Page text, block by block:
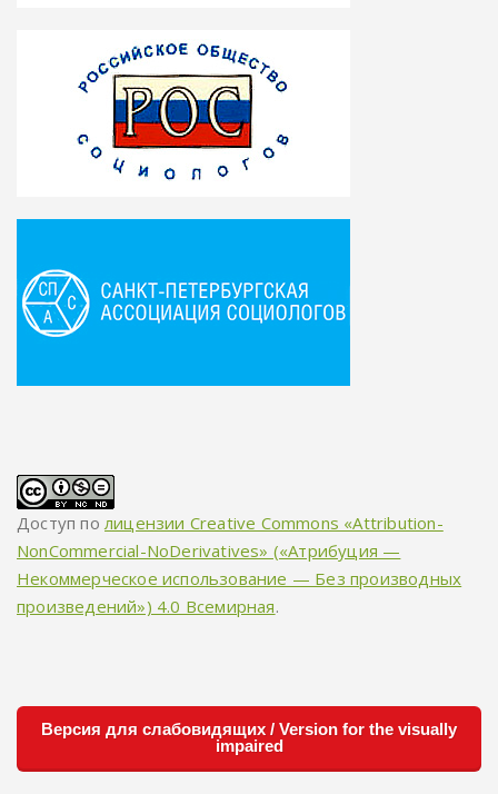
Доступ полицензии Creative Commons «Attribution-
NonCommercial-NoDerivatives» («Атрибуция —
Некоммерческое использование — Без производных
произведений») 4.0 Всемирная.
Версия для слабовидящих / Version for the visually
impaired